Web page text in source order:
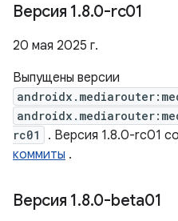
Версия 1.8.0-rc01
20 мая 2025 г.
Выпущены версии
rc01
. Версия 1.8.0-rc01
коммиты .
Версия 1.8.0-beta01